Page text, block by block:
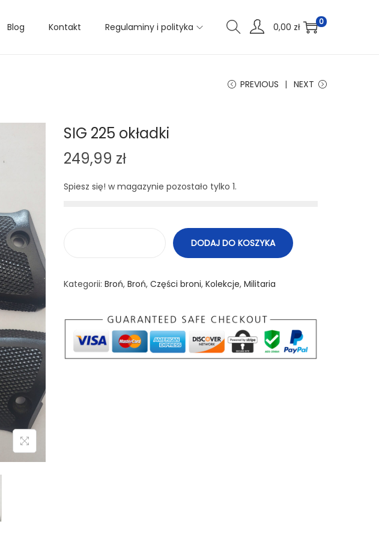
Blog Kontakt Regulaminy i polityka 0,00 zł 0
PREVIOUS NEXT
SIG 225 okładki
249,99 zł
Spiesz się! w magazynie pozostało tylko 1.
o
ć
S
I
DODAJ DO KOSZYKA
Kategorii: Broń, Broń, Części broni, Kolekcje, Militaria